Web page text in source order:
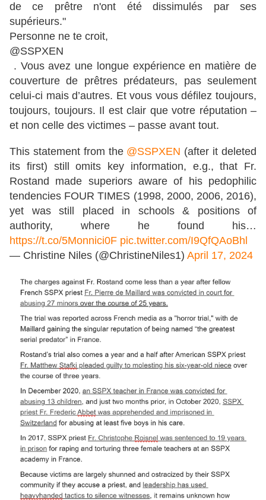
de ce prêtre n'ont été dissimulés par ses
supérieurs."
Personne ne te croit,
@SSPXEN
. Vous avez une longue expérience en matière de
couverture de prêtres prédateurs, pas seulement
celui-ci mais d’autres. Et vous vous défilez toujours,
toujours, toujours. Il est clair que votre réputation –
et non celle des victimes – passe avant tout.
This statement from the @SSPXEN (after it deleted
its first) still omits key information, e.g., that Fr.
Rostand made superiors aware of his pedophilic
tendencies FOUR TIMES (1998, 2000, 2006, 2016),
yet was still placed in schools & positions of
authority, where he found his…
https://t.co/5Monnici0F pic.twitter.com/I9QfQAoBhl
— Christine Niles (@ChristineNiles1) April 17, 2024